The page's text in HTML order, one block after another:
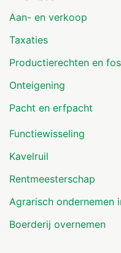
Aan- en verkoop
Taxaties
Productierechten en
Onteigening
Pacht en erfpacht
Functiewisseling
Kavelruil
Rentmeesterschap
Agrarisch ondernemen
Boerderij overnemen